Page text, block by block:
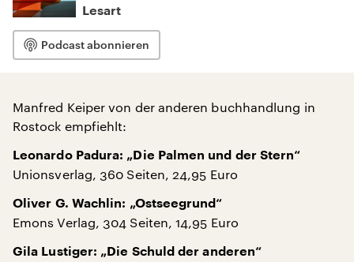
Lesart
Podcast abonnieren
Manfred Keiper von der anderen buchhandlung in
Rostock empfiehlt:
Leonardo Padura: „Die Palmen und der Stern“
Unionsverlag, 360 Seiten, 24,95 Euro
Oliver G. Wachlin: „Ostseegrund“
Emons Verlag, 304 Seiten, 14,95 Euro
Gila Lustiger: „Die Schuld der anderen“